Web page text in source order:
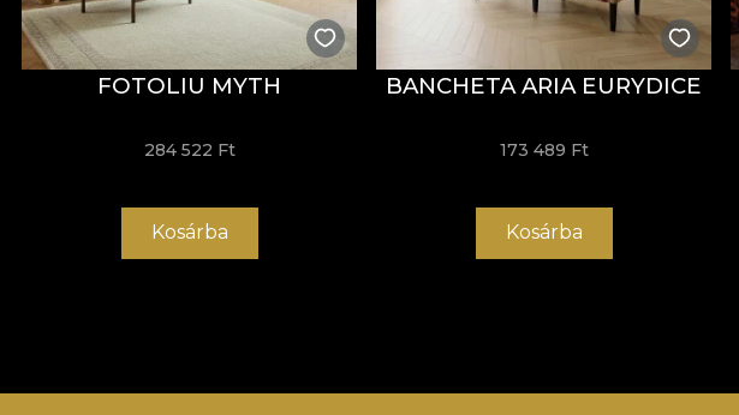
FOTOLIU MYTH
284 522 Ft
Kosárba
BANCHETA ARIA EURYDICE
173 489 Ft
Kosárba